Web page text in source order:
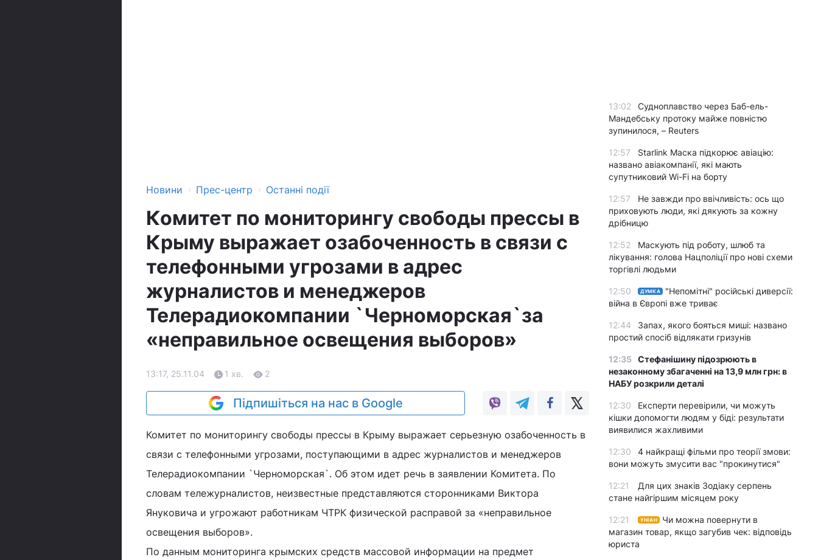
Новини › Прес-центр › Останні події
Комитет по мониторингу свободы прессы в
Крыму выражает озабоченность в связи с
телефонными угрозами в адрес
журналистов и менеджеров
Телерадиокомпании `Черноморская`за
«неправильное освещения выборов»
13:17, 25.11.04 1 хв. 2
Підпишіться на нас в Google
Комитет по мониторингу свободы прессы в Крыму выражает серьезную озабоченность в
связи с телефонными угрозами, поступающими в адрес журналистов и менеджеров
Телерадиокомпании `Черноморская`. Об этом идет речь в заявлении Комитета. По
словам тележурналистов, неизвестные представляются сторонниками Виктора
Януковича и угрожают работникам ЧТРК физической расправой за «неправильное
освещения выборов».
По данным мониторинга крымских средств массовой информации на предмет
13:02
Судноплавство через Баб-ель-
Мандебську протоку майже повністю
зупинилося, – Reuters
12:57
Starlink Маска підкорює авіацію:
названо авіакомпанії, які мають
супутниковий Wi-Fi на борту
12:57
Не завжди про ввічливість: ось що
приховують люди, які дякують за кожну
дрібницю
12:52
Маскують під роботу, шлюб та
лікування: голова Нацполіції про нові схеми
торгівлі людьми
12:50 ДУМКА
"Непомітні" російські диверсії:
війна в Європі вже триває
12:44
Запах, якого бояться миші: названо
простий спосіб відлякати гризунів
12:35 Стефанішину підозрюють в
незаконному збагаченні на 13,9 млн грн: в
НАБУ розкрили деталі
12:30
Експерти перевірили, чи можуть
кішки допомогти людям у біді: результати
виявилися жахливими
12:30
4 найкращі фільми про теорії змови:
вони можуть змусити вас "прокинутися"
12:21
Для цих знаків Зодіаку серпень
стане найгіршим місяцем року
12:21 УНІАН
Чи можна повернути в
магазин товар, якщо загубив чек: відповідь
юриста